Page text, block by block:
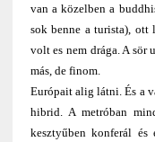
van a közelben a
sok benne a turista), ott
volt es nem drága. A sör
más, de finom.
Európait alig látni. És a
hibrid. A metróban
kesztyűben konferál és